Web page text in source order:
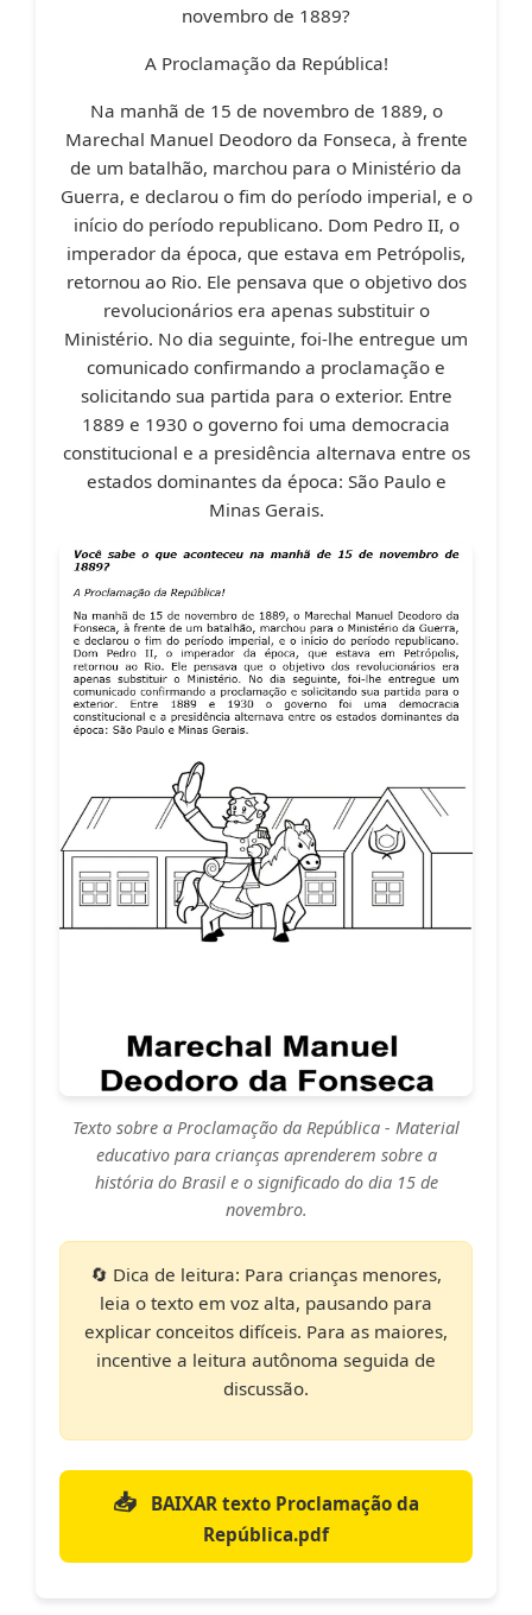
novembro de 1889?
A Proclamação da República!
Na manhã de 15 de novembro de 1889, o
Marechal Manuel Deodoro da Fonseca, à frente
de um batalhão, marchou para o Ministério da
Guerra, e declarou o fim do período imperial, e o
início do período republicano. Dom Pedro II, o
imperador da época, que estava em Petrópolis,
retornou ao Rio. Ele pensava que o objetivo dos
revolucionários era apenas substituir o
Ministério. No dia seguinte, foi-lhe entregue um
comunicado confirmando a proclamação e
solicitando sua partida para o exterior. Entre
1889 e 1930 o governo foi uma democracia
constitucional e a presidência alternava entre os
estados dominantes da época: São Paulo e
Minas Gerais.
Texto sobre a Proclamação da República - Material
educativo para crianças aprenderem sobre a
história do Brasil e o significado do dia 15 de
novembro.
🔄 Dica de leitura: Para crianças menores,
leia o texto em voz alta, pausando para
explicar conceitos difíceis. Para as maiores,
incentive a leitura autônoma seguida de
discussão.
📥
BAIXAR texto Proclamação da
República.pdf